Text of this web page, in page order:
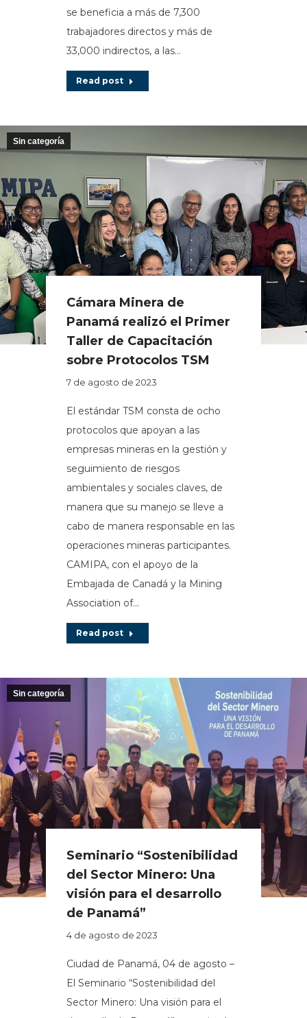
se beneficia a más de 7,300
trabajadores directos y más de
33,000 indirectos, a las…
Read post
Sin categoría
Cámara Minera de
Panamá realizó el Primer
Taller de Capacitación
sobre Protocolos TSM
7 de agosto de 2023
El estándar TSM consta de ocho
protocolos que apoyan a las
empresas mineras en la gestión y
seguimiento de riesgos
ambientales y sociales claves, de
manera que su manejo se lleve a
cabo de manera responsable en las
operaciones mineras participantes.
CAMIPA, con el apoyo de la
Embajada de Canadá y la Mining
Association of…
Read post
Sin categoría
Seminario “Sostenibilidad
del Sector Minero: Una
visión para el desarrollo
de Panamá”
4 de agosto de 2023
Ciudad de Panamá, 04 de agosto –
El Seminario “Sostenibilidad del
Sector Minero: Una visión para el